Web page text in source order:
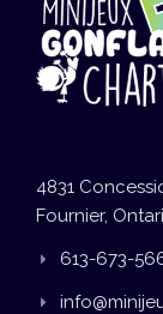
4831
Fournier,
613-673-